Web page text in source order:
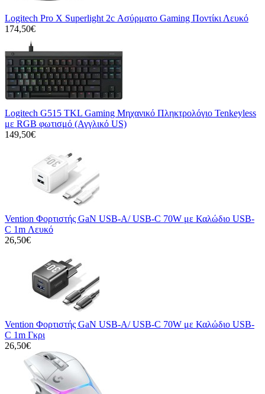
Logitech Pro X Superlight 2c Ασύρματο Gaming Ποντίκι Λευκό
174,50€
Logitech G515 TKL Gaming Μηχανικό Πληκτρολόγιο Tenkeyless
με RGB φωτισμό (Αγγλικό US)
149,50€
Vention Φορτιστής GaN USB-A/ USB-C 70W με Καλώδιο USB-
C 1m Λευκό
26,50€
Vention Φορτιστής GaN USB-A/ USB-C 70W με Καλώδιο USB-
C 1m Γκρι
26,50€